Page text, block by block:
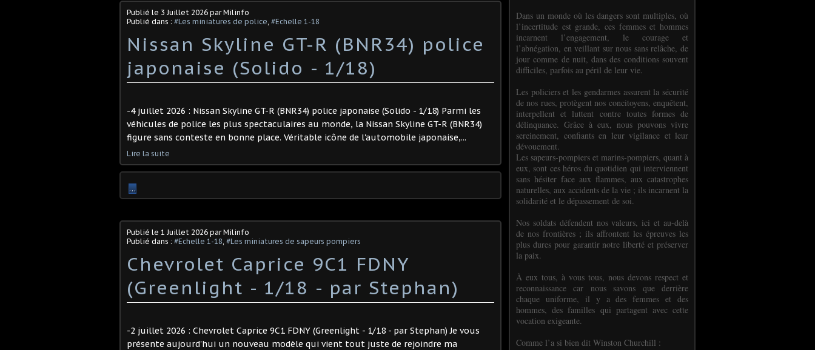
Publié le 3 Juillet 2026 par Milinfo
Publié dans : #Les miniatures de police, #Echelle 1-18
Nissan Skyline GT-R (BNR34) police
japonaise (Solido - 1/18)
-4 juillet 2026 : Nissan Skyline GT-R (BNR34) police japonaise (Solido - 1/18) Parmi les
véhicules de police les plus spectaculaires au monde, la Nissan Skyline GT-R (BNR34)
figure sans conteste en bonne place. Véritable icône de l'automobile japonaise,...
Lire la suite
…
Publié le 1 Juillet 2026 par Milinfo
Publié dans : #Echelle 1-18, #Les miniatures de sapeurs pompiers
​Chevrolet Caprice 9C1 FDNY
(Greenlight - 1/18 - par Stephan) ​
-2 juillet 2026 : Chevrolet Caprice 9C1 FDNY (Greenlight - 1/18 - par Stephan) Je vous
présente aujourd'hui un nouveau modèle qui vient tout juste de rejoindre ma
Dans un monde où les dangers sont multiples, où
l’incertitude est grande, ces femmes et hommes
incarnent l’engagement, le courage et
l’abnégation, en veillant sur nous sans relâche, de
jour comme de nuit, dans des conditions souvent
difficiles, parfois au péril de leur vie.
Les policiers et les gendarmes assurent la sécurité
de nos rues, protègent nos concitoyens, enquêtent,
interpellent et luttent contre toutes formes de
délinquance. Grâce à eux, nous pouvons vivre
sereinement, confiants en leur vigilance et leur
dévouement.
Les sapeurs-pompiers et marins-pompiers, quant à
eux, sont ces héros du quotidien qui interviennent
sans hésiter face aux flammes, aux catastrophes
naturelles, aux accidents de la vie ; ils incarnent la
solidarité et le dépassement de soi.
Nos soldats défendent nos valeurs, ici et au-delà
de nos frontières ; ils affrontent les épreuves les
plus dures pour garantir notre liberté et préserver
la paix.
À eux tous, à vous tous, nous devons respect et
reconnaissance car nous savons que derrière
chaque uniforme, il y a des femmes et des
hommes, des familles qui partagent avec cette
vocation exigeante.
Comme l’a si bien dit Winston Churchill :